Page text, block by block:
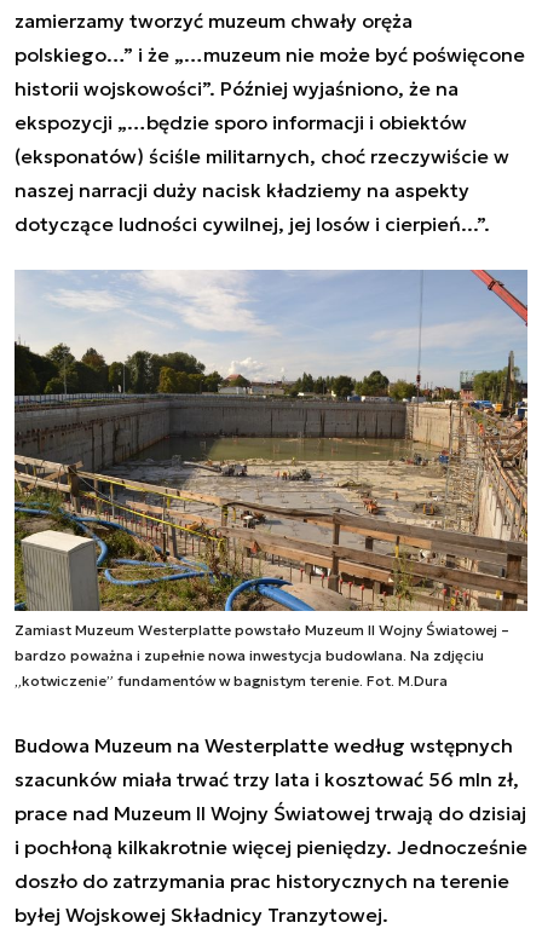
zamierzamy tworzyć muzeum chwały oręża
polskiego…” i że „…muzeum nie może być poświęcone
historii wojskowości”. Później wyjaśniono, że na
ekspozycji „…będzie sporo informacji i obiektów
(eksponatów) ściśle militarnych, choć rzeczywiście w
naszej narracji duży nacisk kładziemy na aspekty
dotyczące ludności cywilnej, jej losów i cierpień...”.
Zamiast Muzeum Westerplatte powstało Muzeum II Wojny Światowej –
bardzo poważna i zupełnie nowa inwestycja budowlana. Na zdjęciu
„kotwiczenie” fundamentów w bagnistym terenie. Fot. M.Dura
Budowa Muzeum na Westerplatte według wstępnych
szacunków miała trwać trzy lata i kosztować 56 mln zł,
prace nad Muzeum II Wojny Światowej trwają do dzisiaj
i pochłoną kilkakrotnie więcej pieniędzy. Jednocześnie
doszło do zatrzymania prac historycznych na terenie
byłej Wojskowej Składnicy Tranzytowej.